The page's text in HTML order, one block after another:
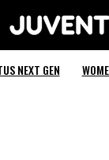
NEXT GEN